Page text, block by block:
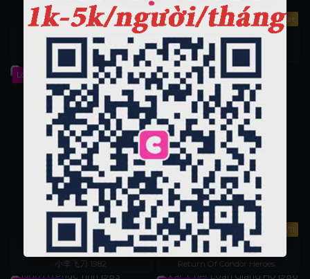
Full HD
Đào Thái Lang (P1) 1987
Cậu Bé Quả Đào
Tập 32-Hết
Thiếu Lâm Đệ Tử 1986
Lồng Tiếng
6/6
Tiểu Lý Phi Đao 1982
小李飞刀 1982
Lồng Tiếng
DVD 11/11
Thần Điêu Đại Hiệp 1984
Return Of Condor Heroes